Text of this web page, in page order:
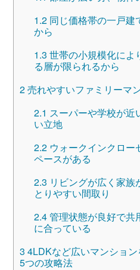
1.2同じ価格帯の一戸建
から
1.3 世帯の小規模化によ
る層が限られるから
2売れやすいファミリーマ
2.1 スーパーや学校が近
い立地
2.2ウォークインクロー
ペースがある
2.3 リビングが広く家
とりやすい間取り
2.4管理状態が良好で共
に合っている
3 4LDKなど広いマンショ
5つの攻略法